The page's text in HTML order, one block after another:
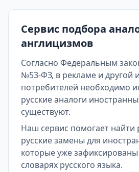
Сервис подбора
англицизмов
Согласно Федеральным
№53-ФЗ, в рекламе и другой
потребителей необходимо
русские аналоги
существуют.
Наш сервис помогает
русские замены для
которые уже
словарях русского языка.